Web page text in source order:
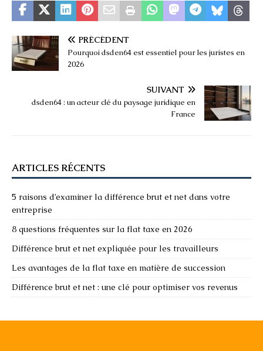
PRÉCÉDENT
Pourquoi dsden64 est essentiel pour les juristes en
2026
SUIVANT
dsden64 : un acteur clé du paysage juridique en
France
ARTICLES RÉCENTS
5 raisons d’examiner la différence brut et net dans votre
entreprise
8 questions fréquentes sur la flat taxe en 2026
Différence brut et net expliquée pour les travailleurs
Les avantages de la flat taxe en matière de succession
Différence brut et net : une clé pour optimiser vos revenus